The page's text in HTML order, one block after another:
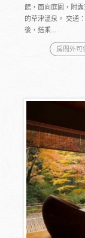
館，面向庭園，附
的草津溫泉。 交通
後，搭乘...
房間外可